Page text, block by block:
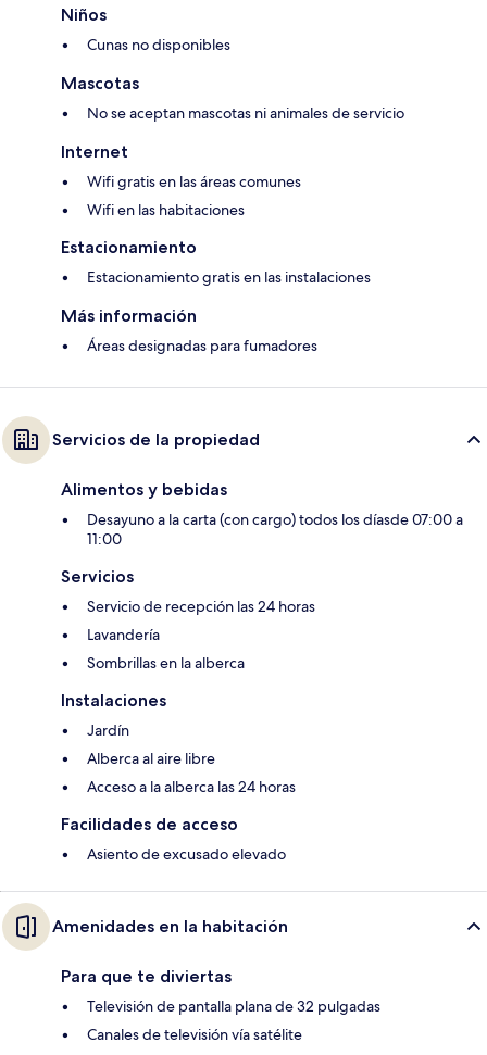
Niños
Cunas no disponibles
Mascotas
No se aceptan mascotas ni animales de servicio
Internet
Wifi gratis en las áreas comunes
Wifi en las habitaciones
Estacionamiento
Estacionamiento gratis en las instalaciones
Más información
Áreas designadas para fumadores
Servicios de la propiedad
Alimentos y bebidas
Desayuno a la carta (con cargo) todos los díasde 07:00 a
11:00
Servicios
Servicio de recepción las 24 horas
Lavandería
Sombrillas en la alberca
Instalaciones
Jardín
Alberca al aire libre
Acceso a la alberca las 24 horas
Facilidades de acceso
Asiento de excusado elevado
Amenidades en la habitación
Para que te diviertas
Televisión de pantalla plana de 32 pulgadas
Canales de televisión vía satélite